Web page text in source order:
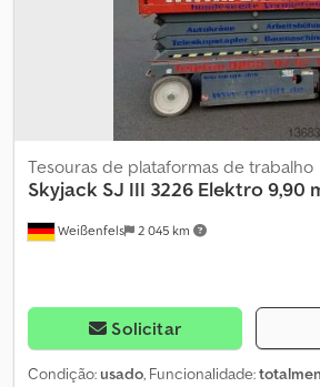
Velocidade de deslocação 1,1 - 3,2 km/h
opcionalmente Aluguer disponível
funcional, estado geral de uso
Weißenfels 2 045 km
Tesouras de plataformas de trabalho
Skyjack SJ III 3226 Elektro 9,90
Solicitar
Condição:usado, Funcionalidade: